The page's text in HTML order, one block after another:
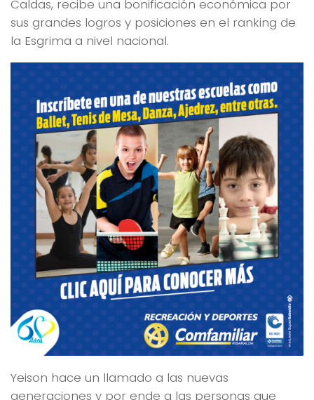
Caldas, recibe una bonificación económica por
sus grandes logros y posiciones en el ranking de
la Esgrima a nivel nacional.
Yeison hace un llamado a las nuevas
generaciones y por ende a las personas que